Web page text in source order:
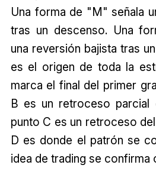
Una forma de "M" señala
tras un descenso. Una
una reversión bajista tras
es el origen de toda la
marca el final del primer
B es un retroceso parcial
punto C es un retroceso
D es donde el patrón se
idea de trading se confirma